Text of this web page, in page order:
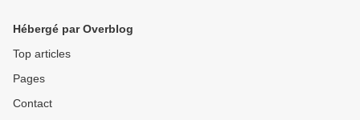
Hébergé par Overblog
Top articles
Pages
Contact